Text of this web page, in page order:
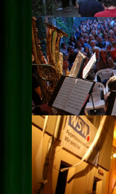
Konzept
Archiv
Kontakt
Impressum
Datenschutz